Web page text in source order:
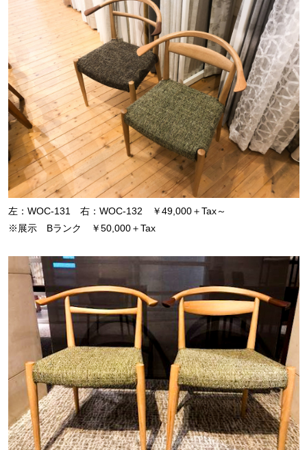
左：WOC-131 右：WOC-132 ￥49,000＋Tax～
※展示 Bランク ￥50,000＋Tax